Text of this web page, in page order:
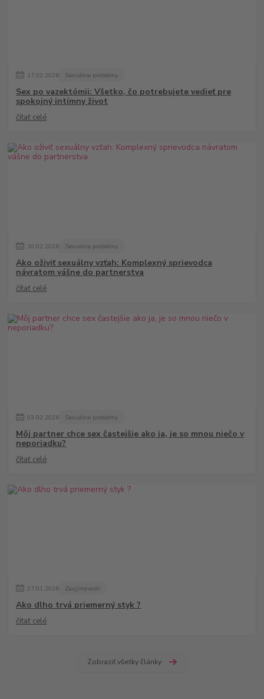
17.02.2026 Sexuálne problémy
Sex po vazektómii: Všetko, čo potrebujete vedieť pre
spokojný intímny život
čítať celé
10.02.2026 Sexuálne problémy
Ako oživiť sexuálny vzťah: Komplexný sprievodca
návratom vášne do partnerstva
čítať celé
03.02.2026 Sexuálne problémy
Môj partner chce sex častejšie ako ja, je so mnou niečo v
neporiadku?
čítať celé
27.01.2026 Zaujímavosti
Ako dlho trvá priemerný styk ?
čítať celé
Zobraziť všetky články